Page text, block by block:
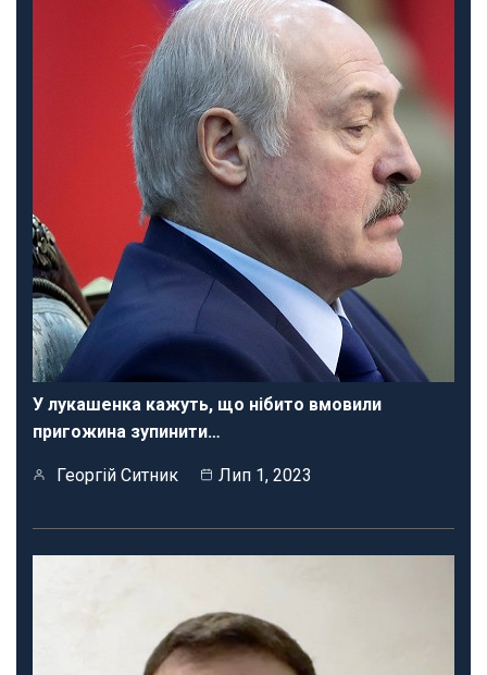
У лукашенка кажуть, що нібито вмовили
пригожина зупинити…
Георгій Ситник Лип 1, 2023